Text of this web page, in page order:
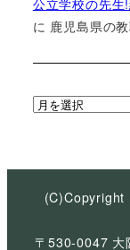
公立学校の先
に 鹿児島県の
ア
イ
(C)Copyright
〒530-0047 大